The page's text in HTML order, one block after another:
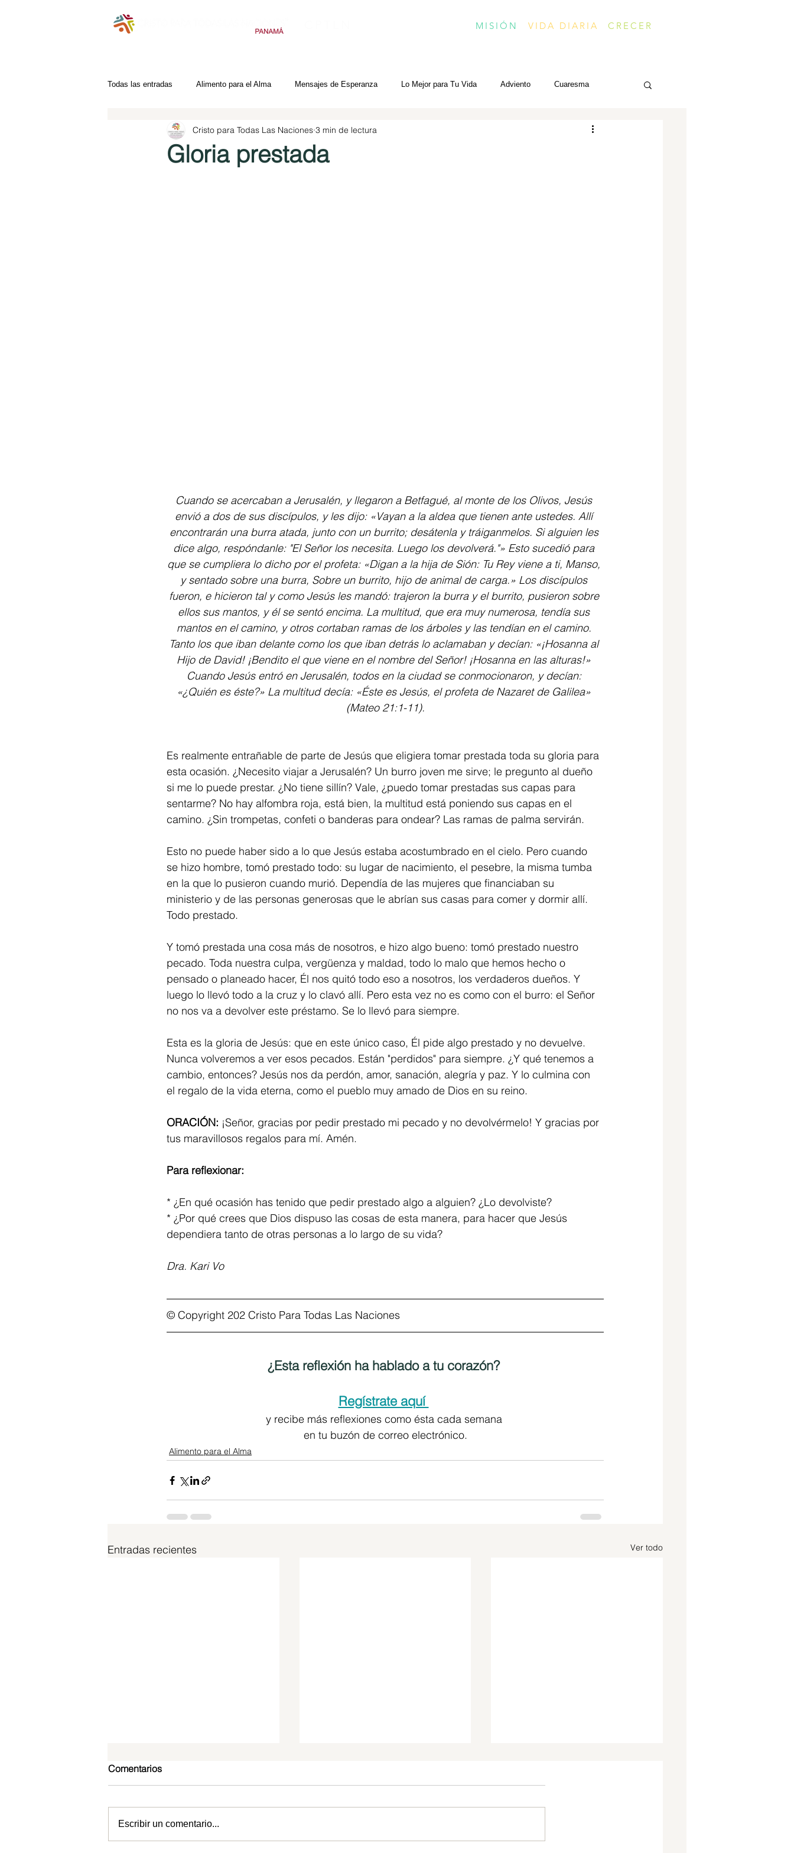
MISIÓN VIDA DIARIA CRECER
Todas las entradas Alimento para el Alma Mensajes de Esperanza Lo Mejor para Tu Vida Adviento Cuaresma
Gloria prestada
Cristo para Todas Las Naciones 3 min de lectura
Cuando se acercaban a Jerusalén, y llegaron a Betfagué, al monte de los Olivos, Jesús
envió a dos de sus discípulos, y les dijo: «Vayan a la aldea que tienen ante ustedes. Allí
encontrarán una burra atada, junto con un burrito; desátenla y tráiganmelos. Si alguien les
dice algo, respóndanle: "El Señor los necesita. Luego los devolverá."» Esto sucedió para
que se cumpliera lo dicho por el profeta: «Digan a la hija de Sión: Tu Rey viene a ti, Manso,
y sentado sobre una burra, Sobre un burrito, hijo de animal de carga.» Los discípulos
fueron, e hicieron tal y como Jesús les mandó: trajeron la burra y el burrito, pusieron sobre
ellos sus mantos, y él se sentó encima. La multitud, que era muy numerosa, tendía sus
mantos en el camino, y otros cortaban ramas de los árboles y las tendían en el camino.
Tanto los que iban delante como los que iban detrás lo aclamaban y decían: «¡Hosanna al
Hijo de David! ¡Bendito el que viene en el nombre del Señor! ¡Hosanna en las alturas!»
Cuando Jesús entró en Jerusalén, todos en la ciudad se conmocionaron, y decían:
«¿Quién es éste?» La multitud decía: «Éste es Jesús, el profeta de Nazaret de Galilea»
(Mateo 21:1-11).
Es realmente entrañable de parte de Jesús que eligiera tomar prestada toda su gloria para
esta ocasión. ¿Necesito viajar a Jerusalén? Un burro joven me sirve; le pregunto al dueño
si me lo puede prestar. ¿No tiene sillín? Vale, ¿puedo tomar prestadas sus capas para
sentarme? No hay alfombra roja, está bien, la multitud está poniendo sus capas en el
camino. ¿Sin trompetas, confeti o banderas para ondear? Las ramas de palma servirán.
Esto no puede haber sido a lo que Jesús estaba acostumbrado en el cielo. Pero cuando
se hizo hombre, tomó prestado todo: su lugar de nacimiento, el pesebre, la misma tumba
en la que lo pusieron cuando murió. Dependía de las mujeres que financiaban su
ministerio y de las personas generosas que le abrían sus casas para comer y dormir allí.
Todo prestado.
Y tomó prestada una cosa más de nosotros, e hizo algo bueno: tomó prestado nuestro
pecado. Toda nuestra culpa, vergüenza y maldad, todo lo malo que hemos hecho o
pensado o planeado hacer, Él nos quitó todo eso a nosotros, los verdaderos dueños. Y
luego lo llevó todo a la cruz y lo clavó allí. Pero esta vez no es como con el burro: el Señor
no nos va a devolver este préstamo. Se lo llevó para siempre.
Esta es la gloria de Jesús: que en este único caso, Él pide algo prestado y no devuelve.
Nunca volveremos a ver esos pecados. Están "perdidos" para siempre. ¿Y qué tenemos a
cambio, entonces? Jesús nos da perdón, amor, sanación, alegría y paz. Y lo culmina con
el regalo de la vida eterna, como el pueblo muy amado de Dios en su reino.
ORACIÓN: ¡Señor, gracias por pedir prestado mi pecado y no devolvérmelo! Y gracias por
tus maravillosos regalos para mí. Amén.
Para reflexionar:
* ¿En qué ocasión has tenido que pedir prestado algo a alguien? ¿Lo devolviste?
* ¿Por qué crees que Dios dispuso las cosas de esta manera, para hacer que Jesús
dependiera tanto de otras personas a lo largo de su vida?
Dra. Kari Vo
© Copyright 202 Cristo Para Todas Las Naciones
¿Esta reflexión ha hablado a tu corazón?
Regístrate aquí
y recibe más reflexiones como ésta cada semana
en tu buzón de correo electrónico.
Alimento para el Alma
Entradas recientes Ver todo
Comentarios
Escribir un comentario...